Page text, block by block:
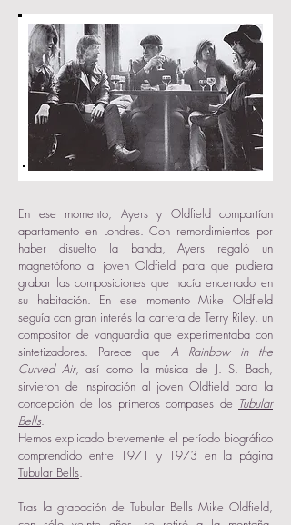
En ese momento, Ayers y Oldfield compartían
apartamento en Londres. Con remordimientos por
haber disuelto la banda, Ayers regaló un
magnetófono al joven Oldfield para que pudiera
grabar las composiciones que hacía encerrado en
su habitación. En ese momento Mike Oldfield
seguía con gran interés la carrera de Terry Riley, un
compositor de vanguardia que experimentaba con
sintetizadores. Parece que A Rainbow in the
Curved Air, así como la música de J. S. Bach,
sirvieron de inspiración al joven Oldfield para la
concepción de los primeros compases de Tubular
Bells.
Hemos explicado brevemente el período biográfico
comprendido entre 1971 y 1973 en la página
Tubular Bells.
Tras la grabación de Tubular Bells Mike Oldfield,